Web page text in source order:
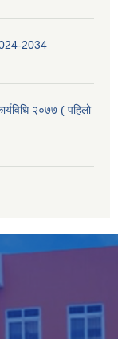
2034
२०७७ ( पहिलो